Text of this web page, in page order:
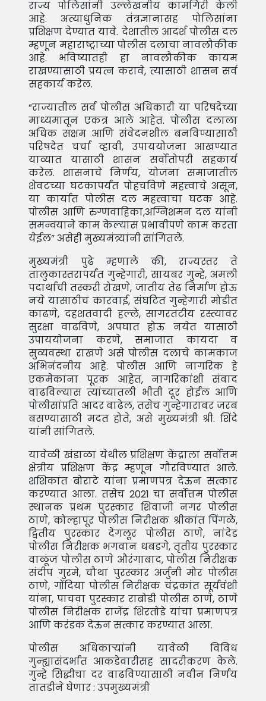
राज्य पोलिसांनी उल्लेखनीय कामगिरी केली
आहे. अत्याधुनिक तंत्रज्ञानासह पोलिसांना
प्रशिक्षण देण्यात यावे. देशातील आदर्श पोलीस दल
म्हणून महाराष्ट्राच्या पोलीस दलाचा नावलौकीक
आहे. भविष्यातही हा नावलौकीक कायम
राखण्यासाठी प्रयत्न करावे, त्यासाठी शासन सर्व
सहकार्य करेल.
“राज्यातील सर्व पोलीस अधिकारी या परिषदेच्या
माध्यमातून एकत्र आले आहेत. पोलीस दलाला
अधिक सक्षम आणि संवेदनशील बनविण्यासाठी
परिषदेत चर्चा व्हावी, उपाययोजना आखण्यात
याव्यात यासाठी शासन सर्वोतोपरी सहकार्य
करेल. शासनाचे निर्णय, योजना समाजातील
शेवटच्या घटकापर्यंत पोहचविणे महत्त्वाचे असून,
या कार्यात पोलीस दल महत्त्वाचा घटक आहे.
पोलीस आणि रुग्णवाहिका,अग्निशमन दल यांनी
समन्वयाने काम केल्यास प्रभावीपणे काम करता
येईल” असेही मुख्यमंत्र्यांनी सांगितले.
मुख्यमंत्री पुढे म्हणाले की, राज्यस्तर ते
तालुकास्तरापर्यंत गुन्हेगारी, सायबर गुन्हे, अमली
पदार्थांची तस्करी रोखणे, जातीय तेढ निर्माण होऊ
नये यासाठीच कारवाई, संघटित गुन्हेगारी मोडीत
काढणे, दहशतवादी हल्ले, सागरतटीय रस्त्यावर
सुरक्षा वाढविणे, अपघात होऊ नयेत यासाठी
उपाययोजना करणे, समाजात कायदा व
सुव्यवस्था राखणे असे पोलीस दलाचे कामकाज
अभिनंदनीय आहे. पोलीस आणि नागरिक हे
एकमेकांना पूरक आहेत, नागरिकांशी संवाद
वाढविल्यास त्यांच्यातली भीती दूर होईल आणि
पोलीसांप्रति आदर वाढेल, तसेच गुन्हेगारावर जरब
बसण्यासाठी मदत होते, असे मुख्यमंत्री श्री. शिंदे
यांनी सांगितले.
यावेळी खंडाळा येथील प्रशिक्षण केंद्राला सर्वोत्तम
क्षेत्रीय प्रशिक्षण केंद्र म्हणून गौरविण्यात आले.
शशिकांत बोराटे यांना प्रमाणपत्र देऊन सत्कार
करण्यात आला. तसेच 2021 चा सर्वोत्तम पोलीस
स्थानक प्रथम पुरस्कार शिवाजी नगर पोलीस
ठाणे, कोल्हापूर पोलीस निरीक्षक श्रीकांत पिंगळे,
द्वितीय पुरस्कार देगलूर पोलीस ठाणे, नांदेड
पोलीस निरीक्षक भगवान धबडगे, तृतीय पुरस्कार
वाळूंज पोलीस ठाणे औरंगाबाद, पोलीस निरीक्षक
संदीप गुरमे, चौथा पुरस्कार अर्जुनी मोर पोलीस
ठाणे, गोंदिया पोलीस निरीक्षक चंद्रकांत सूर्यवंशी
यांना, पाचवा पुरस्कार राबोडी पोलीस ठाणे, ठाणे
पोलीस निरीक्षक राजेंद्र शिरतोडे यांचा प्रमाणपत्र
आणि करंडक देऊन सत्कार करण्यात आला.
पोलीस अधिकाऱ्यांनी यावेळी विविध
गुन्ह्यासंदर्भात आकडेवारीसह सादरीकरण केले.
गुन्हे सिद्धीचा दर वाढविण्यासाठी नवीन निर्णय
तातडीने घेणार : उपमुख्यमंत्री